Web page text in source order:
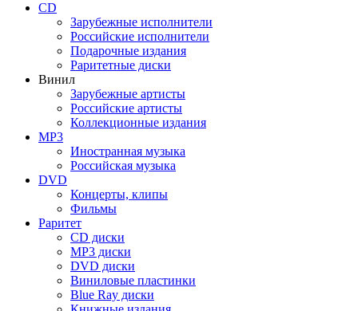
CD
Зарубежные исполнители
Российские исполнители
Подарочные издания
Раритетные диски
Винил
Зарубежные артисты
Российские артисты
Коллекционные издания
MP3
Иностранная музыка
Российская музыка
DVD
Концерты, клипы
Фильмы
Раритет
CD диски
MP3 диски
DVD диски
Виниловые пластинки
Blue Ray диски